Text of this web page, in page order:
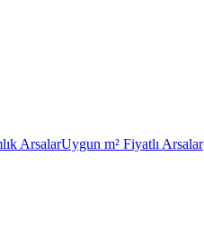
ArsalarUygun m² Fiyatlı Arsalar